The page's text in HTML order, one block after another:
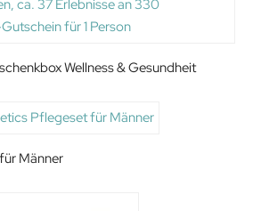
.
Wellness & Gesundheit
Männer